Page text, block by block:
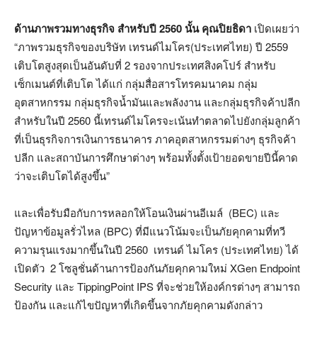
ด้านภาพรวมทางธุรกิจ สำหรับปี 2560 นั้น คุณปิยธิดา เปิดเผยว่า
“ภาพรวมธุรกิจของบริษัท เทรนด์ไมโคร(ประเทศไทย) ปี 2559
เติบโตสูงสุดเป็นอันดับที่ 2 รองจากประเทศสิงคโปร์ สำหรับ
เซ็กเมนต์ที่เติบโต ได้แก่ กลุ่มสื่อสารโทรคมนาคม กลุ่ม
อุตสาหกรรม กลุ่มธุรกิจน้ำมันและพลังงาน และกลุ่มธุรกิจค้าปลีก
สำหรับในปี 2560 นี้เทรนด์ไมโครจะเน้นทำตลาดไปยังกลุ่มลูกค้า
ที่เป็นธุรกิจการเงินการธนาคาร ภาคอุตสาหกรรมต่างๆ ธุรกิจค้า
ปลีก และสถาบันการศึกษาต่างๆ พร้อมทั้งตั้งเป้ายอดขายปีนี้คาด
ว่าจะเติบโตได้สูงขึ้น”
และเพื่อรับมือกับการหลอกให้โอนเงินผ่านอีเมล์ (BEC) และ
ปัญหาข้อมูลรั่วไหล (BPC) ที่มีแนวโน้มจะเป็นภัยคุกคามที่ทวี
ความรุนแรงมากขึ้นในปี 2560 เทรนด์ ไมโคร (ประเทศไทย) ได้
เปิดตัว 2 โซลูชั่นด้านการป้องกันภัยคุกคามใหม่ XGen Endpoint
Security และ TippingPoint IPS ที่จะช่วยให้องค์กรต่างๆ สามารถ
ป้องกัน และแก้ไขปัญหาที่เกิดขึ้นจากภัยคุกคามดังกล่าว